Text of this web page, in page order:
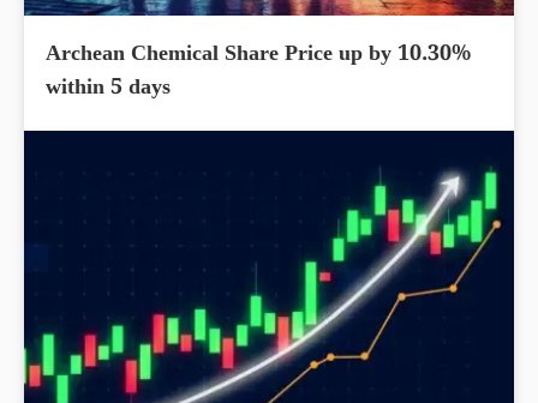
Archean Chemical Share Price up by 10.30%
within 5 days